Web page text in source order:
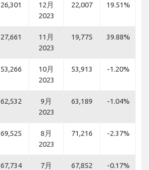
26,301
12月
2023
22,007 19.51%
27,661
11月
2023
19,775 39.88%
53,266
10月
2023
53,913 -1.20%
62,532
9月
2023
63,189 -1.04%
69,525
8月
2023
71,216 -2.37%
67,734
7月
67,852 -0.17%